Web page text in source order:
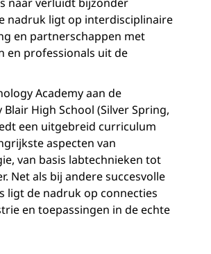
nadruk ligt op interdisciplinaire
en partnerschappen met
en professionals uit de
Academy aan de
High School (Silver Spring,
een uitgebreid curriculum
aspecten van
van basis labtechnieken tot
Net als bij andere succesvolle
ligt de nadruk op connecties
en toepassingen in de echte